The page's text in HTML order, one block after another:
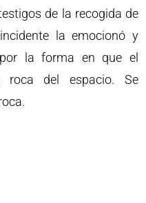
de la recogida de
la emocionó y
la forma en que el
roca del espacio. Se